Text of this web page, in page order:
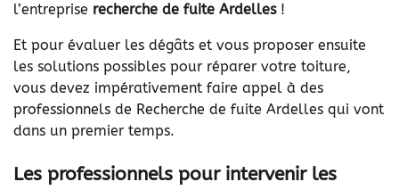
l’entreprise recherche de fuite Ardelles!
Et pour évaluer les dégâts et vous proposer ensuite
les solutions possibles pour réparer votre toiture,
vous devez impérativement faire appel à des
professionnels de Recherche de fuite Ardelles qui vont
dans un premier temps.
Les professionnels pour intervenir les